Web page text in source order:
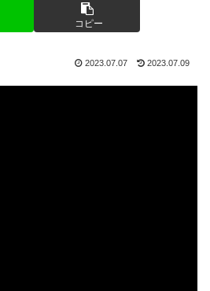
コピー
2023.07.07 2023.07.09